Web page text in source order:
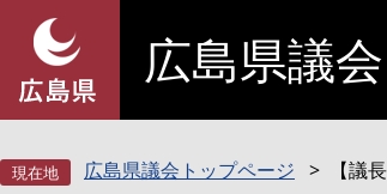
頭
で
飛
ば
広島県議会
広島県議会トップページ 【議